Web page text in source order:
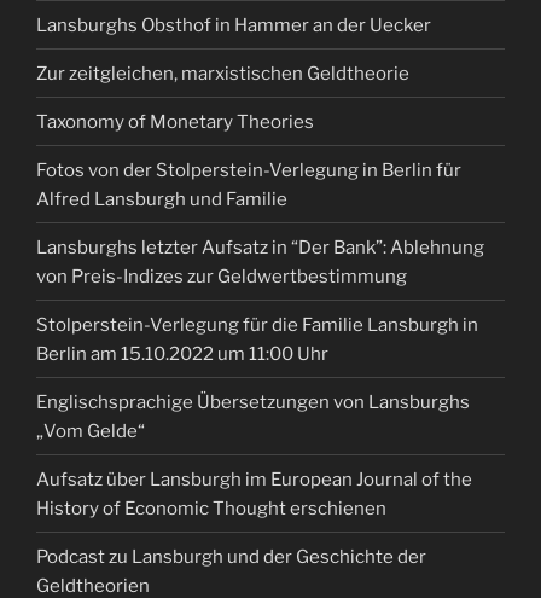
Lansburghs Obsthof in Hammer an der Uecker
Zur zeitgleichen, marxistischen Geldtheorie
Taxonomy of Monetary Theories
Fotos von der Stolperstein-Verlegung in Berlin für
Alfred Lansburgh und Familie
Lansburghs letzter Aufsatz in “Der Bank”: Ablehnung
von Preis-Indizes zur Geldwertbestimmung
Stolperstein-Verlegung für die Familie Lansburgh in
Berlin am 15.10.2022 um 11:00 Uhr
Englischsprachige Übersetzungen von Lansburghs
„Vom Gelde“
Aufsatz über Lansburgh im European Journal of the
History of Economic Thought erschienen
Podcast zu Lansburgh und der Geschichte der
Geldtheorien